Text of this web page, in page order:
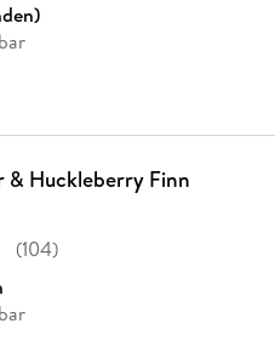
& Huckleberry Finn
(104)